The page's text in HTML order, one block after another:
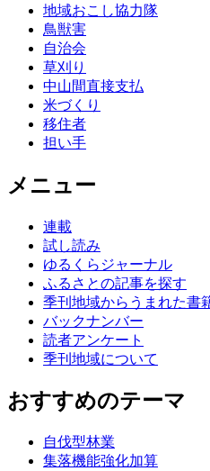
地域おこし協力隊
鳥獣害
自治会
草刈り
中山間直接支払
米づくり
移住者
担い手
メニュー
連載
試し読み
ゆるくらジャーナル
ふるさとの記事を探す
季刊地域からうまれた書
バックナンバー
読者アンケート
季刊地域について
おすすめのテーマ
自伐型林業
集落機能強化加算